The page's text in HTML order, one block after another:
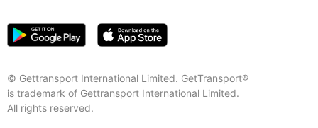
© Gettransport International Limited. GetTransport®
is trademark of Gettransport International Limited.
All rights reserved.